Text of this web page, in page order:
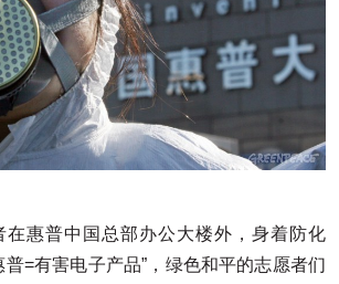
在惠普中国总部办公大楼外，身着防化
普=有害电子产品”，绿色和平的志愿者们